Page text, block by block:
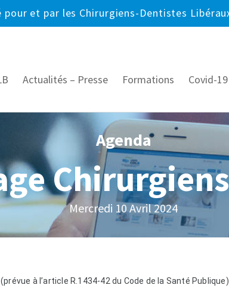
pour et par les Chirurgiens-Dentistes
Actualités – Presse Formations Covid-19
Agenda
Mercredi 10 Avril 2024
à l’article R.1434-42 du Code de la Santé